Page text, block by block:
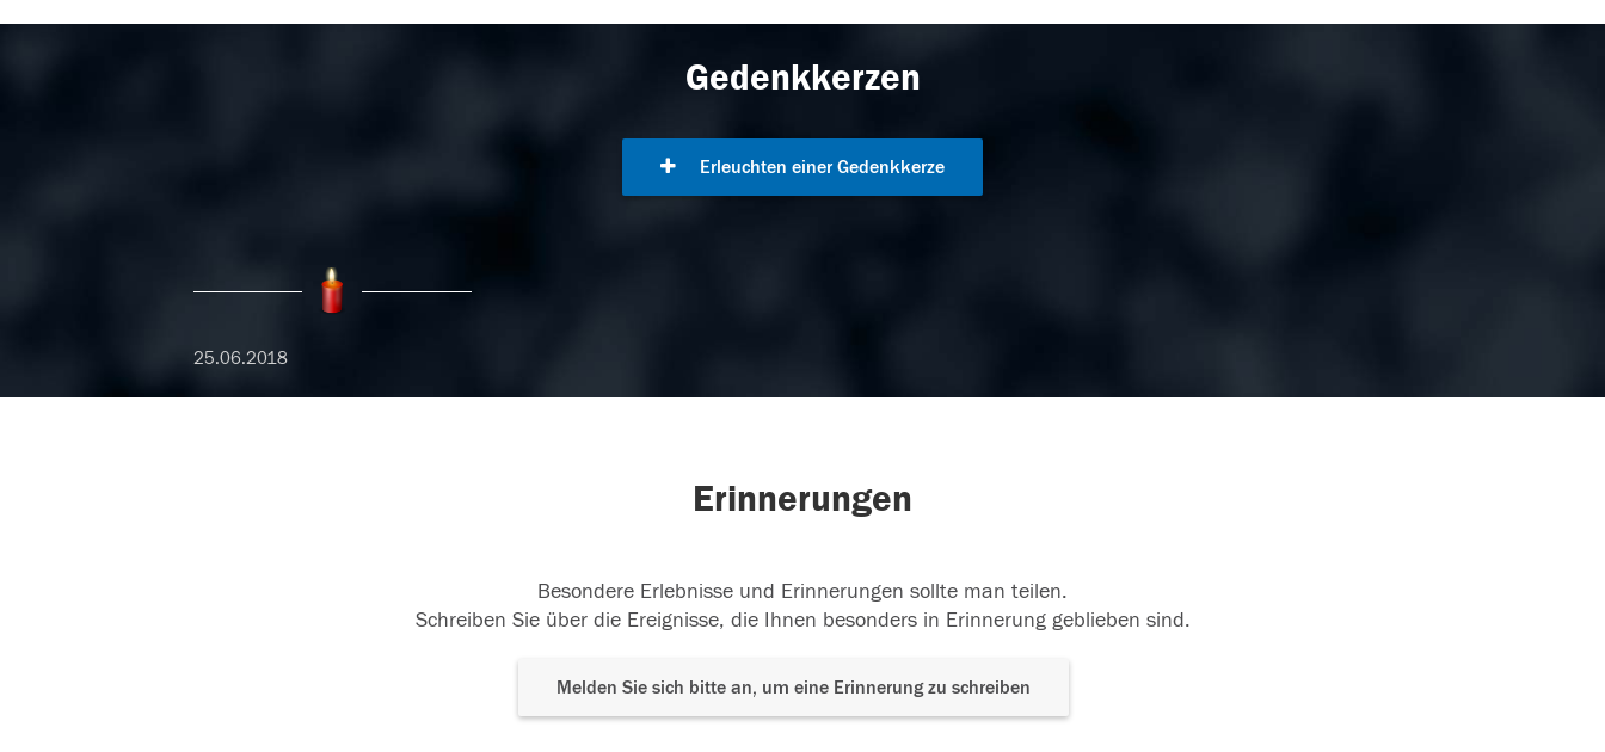
Gedenkkerzen
Erleuchten einer Gedenkkerze
25.06.2018
Erinnerungen
Besondere Erlebnisse und Erinnerungen sollte man teilen.
Schreiben Sie über die Ereignisse, die Ihnen besonders in Erinnerung geblieben sind.
Melden Sie sich bitte an, um eine Erinnerung zu schreiben